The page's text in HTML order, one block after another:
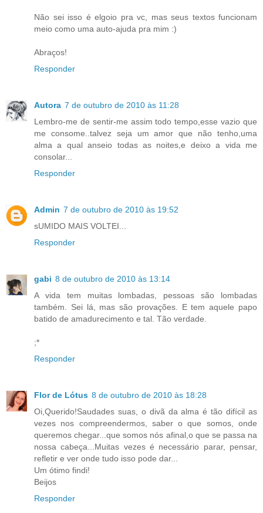
Não sei isso é elgoio pra vc, mas seus textos funcionam
meio como uma auto-ajuda pra mim :)
Abraços!
Responder
Autora 7 de outubro de 2010 às 11:28
Lembro-me de sentir-me assim todo tempo,esse vazio que
me consome..talvez seja um amor que não tenho,uma
alma a qual anseio todas as noites,e deixo a vida me
consolar...
Responder
Admin 7 de outubro de 2010 às 19:52
sUMIDO MAIS VOLTEI...
Responder
gabi 8 de outubro de 2010 às 13:14
A vida tem muitas lombadas, pessoas são lombadas
também. Sei lá, mas são provações. E tem aquele papo
batido de amadurecimento e tal. Tão verdade.
;*
Responder
Flor de Lótus 8 de outubro de 2010 às 18:28
Oi,Querido!Saudades suas, o divã da alma é tão difícil as
vezes nos compreendermos, saber o que somos, onde
queremos chegar...que somos nós afinal,o que se passa na
nossa cabeça...Muitas vezes é necessário parar, pensar,
refletir e ver onde tudo isso pode dar...
Um ótimo findi!
Beijos
Responder